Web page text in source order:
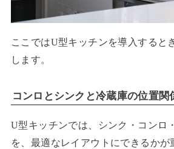
ここではU型キッチンを導入すると
します。
コンロとシンクと冷蔵庫の位置関
U型キッチンでは、シンク・コンロ
を、最適なレイアウトにできるかが